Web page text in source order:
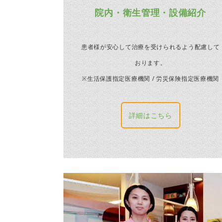
院内・衛生管理・設備紹介
患者様が安心して治療を受けられるよう配慮して
おります。
※生活保護指定医療機関 / 労災保険指定医療機関
詳細はこちら